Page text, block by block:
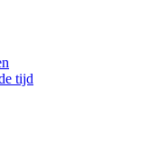
tijd